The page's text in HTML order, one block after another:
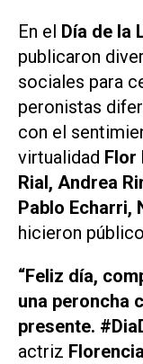
En el Día de la
publicaron
sociales para
peronistas
con el
virtualidad Flor
Rial, Andrea
Pablo Echarri,
hicieron
“Feliz día,
una peroncha
presente.
actriz